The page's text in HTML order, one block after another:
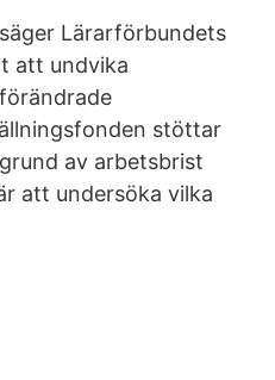
Lärarförbundets
att undvika
stöttar
av arbetsbrist
att undersöka vilka